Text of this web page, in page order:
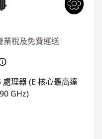
業稅及免費運送
理器 (E 核心最高達
GHz)